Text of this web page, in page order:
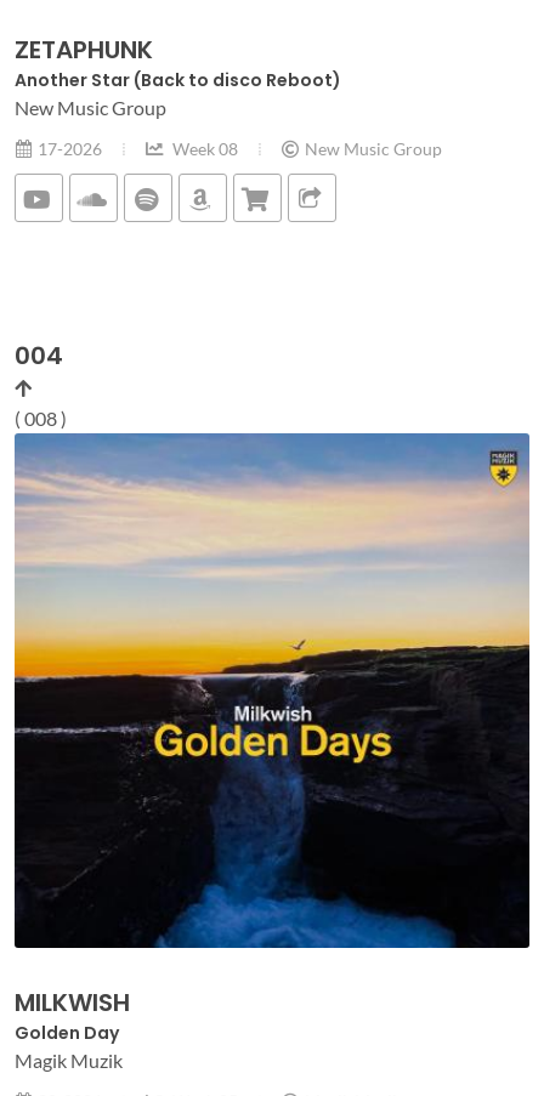
ZETAPHUNK
Another Star (Back to disco Reboot)
New Music Group
17-2026 Week 08 New Music Group
004
( 008 )
MILKWISH
Golden Day
Magik Muzik